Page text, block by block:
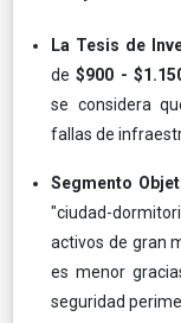
La Tesis de
de$900 -
se considera
fallas de
Segmento
"ciudad-
activos de gran
es menor
seguridad